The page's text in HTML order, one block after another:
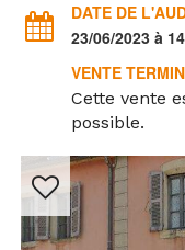
DATE DE
23/06/2023 à
VENTE
Cette vente
possible.